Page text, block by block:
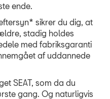
ende.
* sikrer du dig, at
stadig holdes
med fabriksgaranti
af uddannede
SEAT, som da du
gang. Og naturligvis